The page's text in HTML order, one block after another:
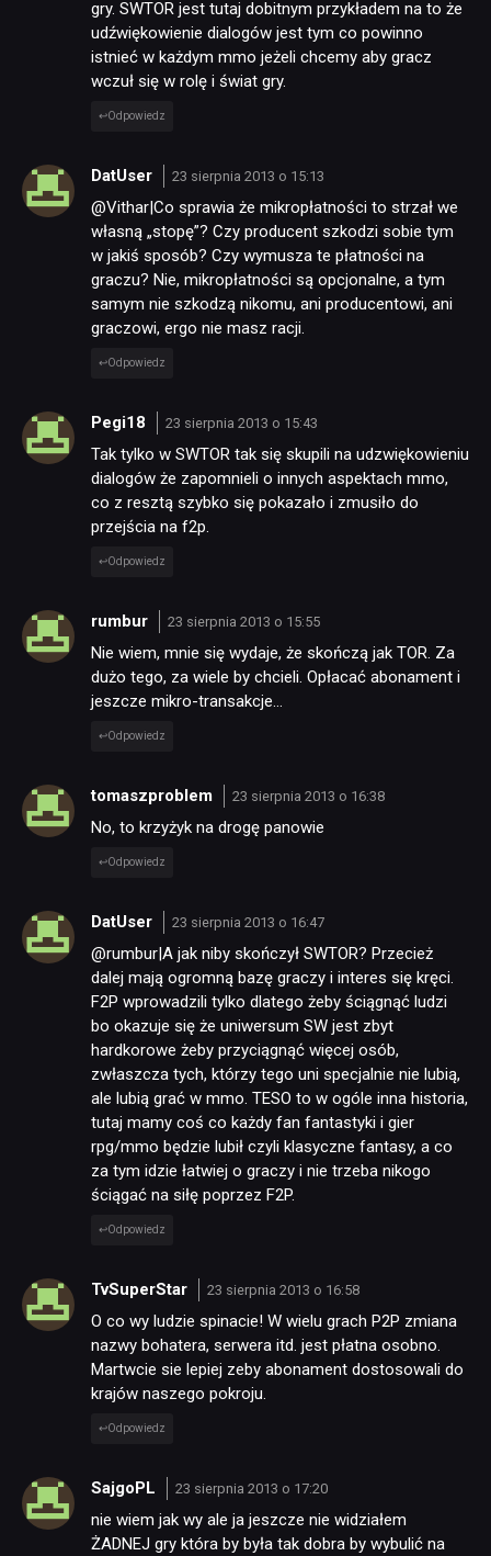
gry. SWTOR jest tutaj dobitnym przykładem na to że
udźwiękowienie dialogów jest tym co powinno
istnieć w każdym mmo jeżeli chcemy aby gracz
wczuł się w rolę i świat gry.
Odpowiedz
DatUser 23 sierpnia 2013 o 15:13
@Vithar|Co sprawia że mikropłatności to strzał we
własną „stopę”? Czy producent szkodzi sobie tym
w jakiś sposób? Czy wymusza te płatności na
graczu? Nie, mikropłatności są opcjonalne, a tym
samym nie szkodzą nikomu, ani producentowi, ani
graczowi, ergo nie masz racji.
Odpowiedz
Pegi18 23 sierpnia 2013 o 15:43
Tak tylko w SWTOR tak się skupili na udzwiękowieniu
dialogów że zapomnieli o innych aspektach mmo,
co z resztą szybko się pokazało i zmusiło do
przejścia na f2p.
Odpowiedz
rumbur 23 sierpnia 2013 o 15:55
Nie wiem, mnie się wydaje, że skończą jak TOR. Za
dużo tego, za wiele by chcieli. Opłacać abonament i
jeszcze mikro-transakcje…
Odpowiedz
tomaszproblem 23 sierpnia 2013 o 16:38
No, to krzyżyk na drogę panowie
Odpowiedz
DatUser 23 sierpnia 2013 o 16:47
@rumbur|A jak niby skończył SWTOR? Przecież
dalej mają ogromną bazę graczy i interes się kręci.
F2P wprowadzili tylko dlatego żeby ściągnąć ludzi
bo okazuje się że uniwersum SW jest zbyt
hardkorowe żeby przyciągnąć więcej osób,
zwłaszcza tych, którzy tego uni specjalnie nie lubią,
ale lubią grać w mmo. TESO to w ogóle inna historia,
tutaj mamy coś co każdy fan fantastyki i gier
rpg/mmo będzie lubił czyli klasyczne fantasy, a co
za tym idzie łatwiej o graczy i nie trzeba nikogo
ściągać na siłę poprzez F2P.
Odpowiedz
TvSuperStar 23 sierpnia 2013 o 16:58
O co wy ludzie spinacie! W wielu grach P2P zmiana
nazwy bohatera, serwera itd. jest płatna osobno.
Martwcie sie lepiej zeby abonament dostosowali do
krajów naszego pokroju.
Odpowiedz
SajgoPL 23 sierpnia 2013 o 17:20
nie wiem jak wy ale ja jeszcze nie widziałem
ŻADNEJ gry która by była tak dobra by wybulić na